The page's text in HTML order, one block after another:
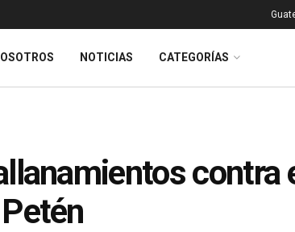
NOTICIAS CATEGORÍAS
contra